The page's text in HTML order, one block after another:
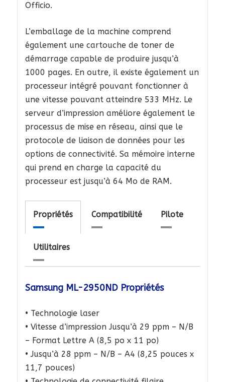
Officio.
L’emballage de la machine comprend
également une cartouche de toner de
démarrage capable de produire jusqu’à
1000 pages. En outre, il existe également un
processeur intégré pouvant fonctionner à
une vitesse pouvant atteindre 533 MHz. Le
serveur d’impression améliore également le
processus de mise en réseau, ainsi que le
protocole de liaison de données pour les
options de connectivité. Sa mémoire interne
qui prend en charge la capacité du
processeur est jusqu’à 64 Mo de RAM.
Propriétés Compatibilité Pilote
Utilitaires
Samsung ML-2950ND Propriétés
• Technologie laser
• Vitesse d’impression Jusqu’à 29 ppm – N/B
– Format Lettre A (8,5 po x 11 po)
• Jusqu’à 28 ppm – N/B – A4 (8,25 pouces x
11,7 pouces)